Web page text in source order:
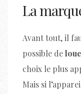
La
Avant tout, il
possible de
choix le plus
Mais si